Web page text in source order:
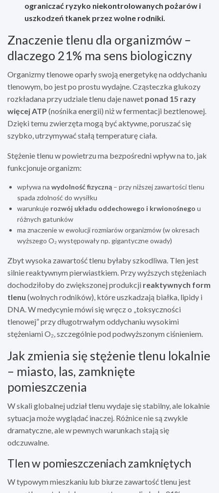
ograniczać ryzyko niekontrolowanych pożarów i
uszkodzeń tkanek przez wolne rodniki.
Znaczenie tlenu dla organizmów –
dlaczego 21% ma sens biologiczny
Organizmy tlenowe oparły swoją energetykę na oddychaniu
tlenowym, bo jest po prostu wydajne. Cząsteczka glukozy
rozkładana przy udziale tlenu daje nawet ponad 15 razy
więcej ATP (nośnika energii) niż w fermentacji beztlenowej.
Dzięki temu zwierzęta mogą być aktywne, poruszać się
szybko, utrzymywać stałą temperaturę ciała.
Stężenie tlenu w powietrzu ma bezpośredni wpływ na to, jak
funkcjonuje organizm:
wpływa na wydolność fizyczną – przy niższej zawartości tlenu
spada zdolność do wysiłku
warunkuje rozwój układu oddechowego i krwionośnego u
różnych gatunków
ma znaczenie w ewolucji rozmiarów organizmów (w okresach
wyższego O₂ występowały np. gigantyczne owady)
Zbyt wysoka zawartość tlenu byłaby szkodliwa. Tlen jest
silnie reaktywnym pierwiastkiem. Przy wyższych stężeniach
dochodziłoby do zwiększonej produkcji reaktywnych form
tlenu (wolnych rodników), które uszkadzają białka, lipidy i
DNA. W medycynie mówi się wręcz o „toksyczności
tlenowej” przy długotrwałym oddychaniu wysokimi
stężeniami O₂, szczególnie pod podwyższonym ciśnieniem.
Jak zmienia się stężenie tlenu lokalnie
– miasto, las, zamknięte
pomieszczenia
W skali globalnej udział tlenu wydaje się stabilny, ale lokalnie
sytuacja może wyglądać inaczej. Różnice nie są zwykle
dramatyczne, ale w pewnych warunkach stają się
odczuwalne.
Tlen w pomieszczeniach zamkniętych
W typowym mieszkaniu lub biurze zawartość tlenu jest